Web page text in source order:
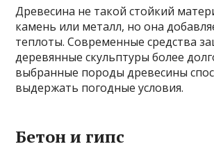
Древесина не такой стойкий
камень или металл, но она
теплоты. Современные средства
деревянные скульптуры более
выбранные породы древесины
выдержать погодные условия.
Бетон и гипс